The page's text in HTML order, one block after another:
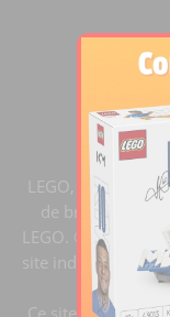
LEGO, le logo
de briques sont
LEGO. ©2020 The
site indépendant